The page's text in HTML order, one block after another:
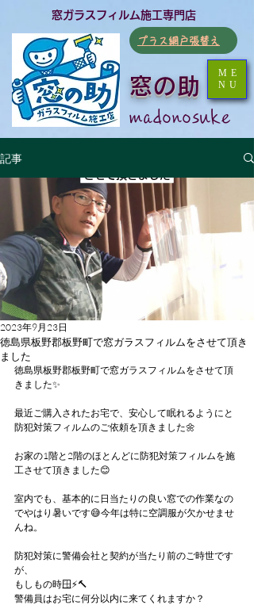
窓の助
​窓ガラスフィルム施工専門店
​madonosuke
​プラス網戸張替え
ME
NU
記事
徳島県板野郡板野町で窓ガラスフィルムをさせて頂き
ました
2023年9月23日
徳島県板野郡板野町で窓ガラスフィルムをさせて頂
きました✨
最近ご購入されたお宅で、安心して眠れるようにと
防犯対策フィルムのご依頼を頂きました🌼
お家の1階と2階のほとんどに防犯対策フィルムを施
工させて頂きました😊
室内でも、基本的に日当たりの良い窓での作業なの
でやはり暑いです😅今年は特に空調服が欠かせませ
んね。
防犯対策に警備会社と契約が当たり前のご時世です
が、
もしもの時🪟⚡🔨
警備員はお宅に何分以内に来てくれますか？